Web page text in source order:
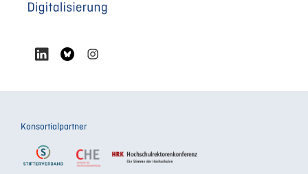
Konsortialpartner